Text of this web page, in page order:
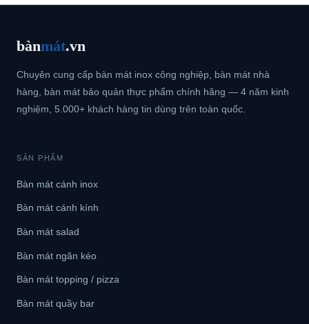
bànmát.vn
Chuyên cung cấp bàn mát inox công nghiệp, bàn mát nhà
hàng, bàn mát bảo quản thực phẩm chính hãng — 4 năm kinh
nghiệm, 5.000+ khách hàng tin dùng trên toàn quốc.
SẢN PHẨM
Bàn mát cánh inox
Bàn mát cánh kính
Bàn mát salad
Bàn mát ngăn kéo
Bàn mát topping / pizza
Bàn mát quầy bar